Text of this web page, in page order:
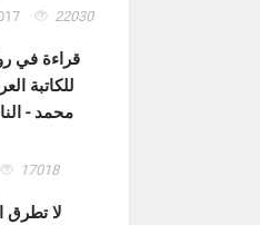
22030
قراءة في
للكاتبة
محمد -
17018
لا تطرق